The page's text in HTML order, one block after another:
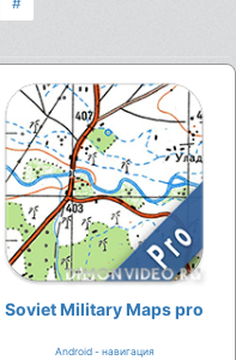
Soviet Military Maps pro
Android - навигация